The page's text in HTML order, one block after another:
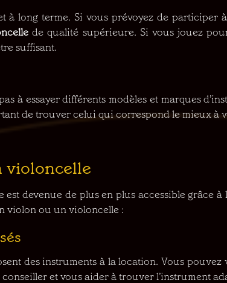
à long terme. Si vous prévoyez de participer
de qualité supérieure. Si vous jouez
suffisant.
à essayer différents modèles et marques
de trouver celui qui correspond le mieux à
violoncelle
devenue de plus en plus accessible grâce
violon ou un violoncelle :
des instruments à la location. Vous
et vous aider à trouver l’instrument